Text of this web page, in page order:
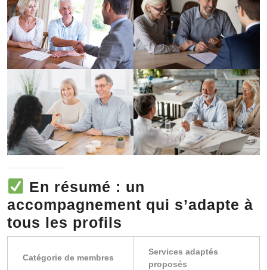
En résumé : un
accompagnement qui s’adapte à
tous les profils
Catégorie de membres
Services adaptés
proposés